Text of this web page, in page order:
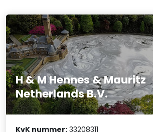
H & M Hennes & Mauritz
Netherlands B.V.
KvK nummer: 33208311